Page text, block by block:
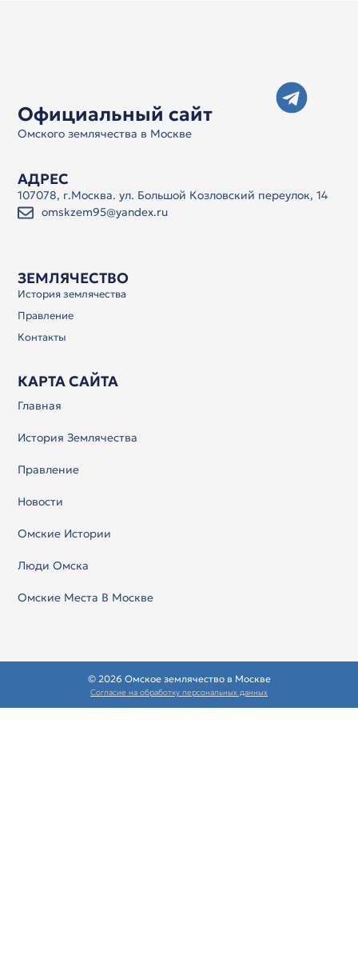
Официальный сайт
Омского землячества в Москве
ЗЕМЛЯЧЕСТВО
История землячества
Правление
Контакты
КАРТА САЙТА
Главная
История Землячества
Правление
Новости
Омские Истории
Люди Омска
Омские Места В Москве
АДРЕС
107078, г.Москва. ул. Большой Козловский переулок, 14
omskzem95@yandex.ru
© 2026 Омское землячество в Москве
Согласие на обработку персональных данных